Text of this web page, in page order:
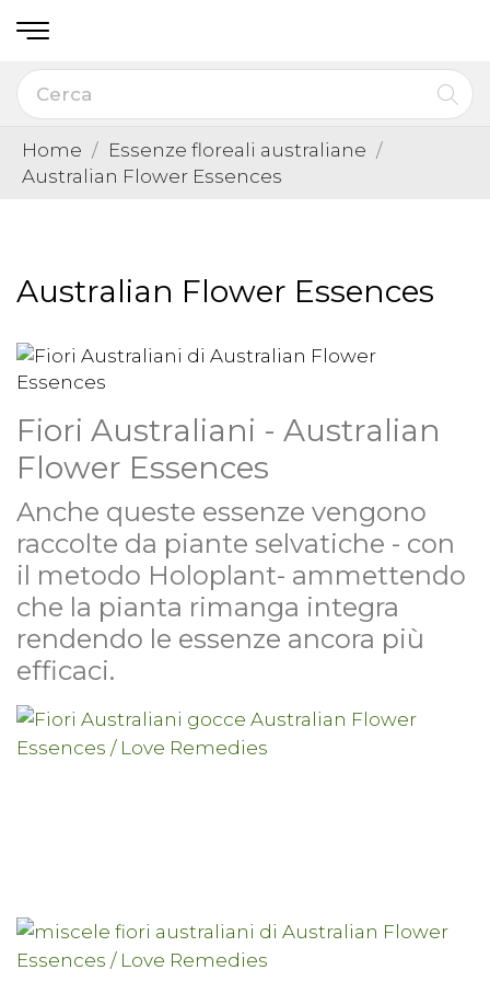
Home
Essenze floreali australiane
Australian Flower Essences
Australian Flower Essences
Fiori Australiani - Australian
Flower Essences
Anche queste essenze vengono
raccolte da piante selvatiche - con
il metodo Holoplant- ammettendo
che la pianta rimanga integra
rendendo le essenze ancora più
efficaci.